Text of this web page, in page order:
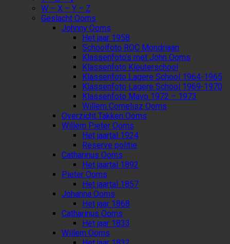
W – X – Y – Z
Geslacht Ooms
Johnny Ooms
Het jaar 1958
Schoolfoto ROC Mondriaan
Klassenfoto’s met John Ooms
Klassenfoto Kleuterschool
Klassenfoto Lagere School 1964-1965
Klassenfoto Lagere School 1969-1970
Klassenfoto Mavo 1972 – 1973
Willem Cornelisz Ooms
Overzicht Takken Ooms
Willem Pieter Ooms
Het jaartal 1924
Reserve politie
Catharinus Ooms
Het jaartal 1892
Pieter Ooms
Het jaartal 1857
Johanna Ooms
Het jaar 1868
Catharinus Ooms
Het jaar 1833
Willem Ooms